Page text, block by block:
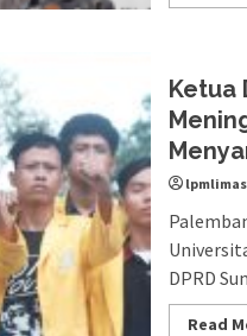
Ketua
lpmlimas
DPRD
Read